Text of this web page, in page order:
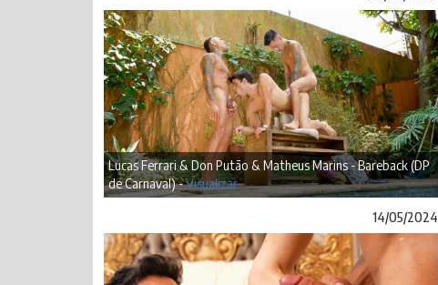
Lucas Ferrari & Don Putão & Matheus Marins - Bareback (DP
de Carnaval) -Visualizar
14/05/2024